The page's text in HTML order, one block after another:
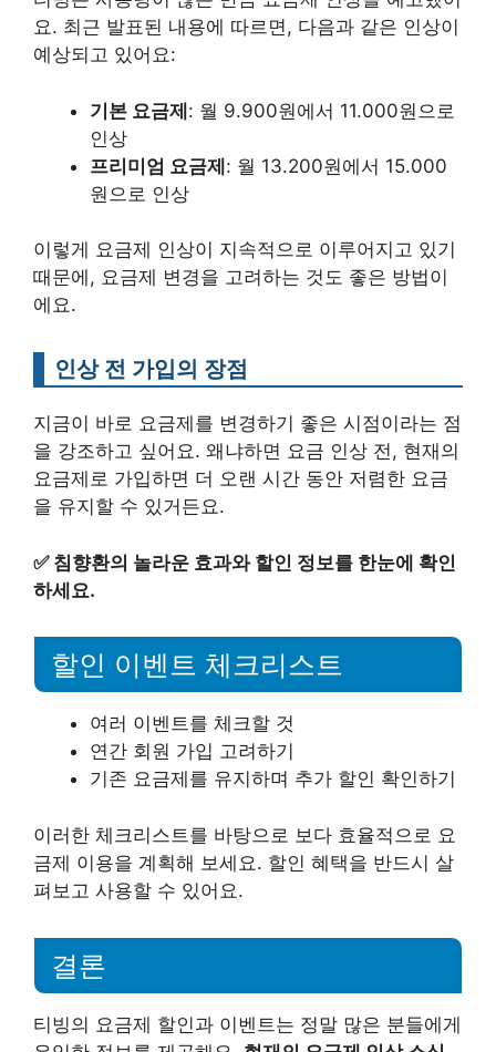
요. 최근 발표된 내용에 따르면, 다음과 같은 인상이
예상되고 있어요:
기본 요금제: 월 9.900원에서 11.000원으로
인상
프리미엄 요금제: 월 13.200원에서 15.000
원으로 인상
이렇게 요금제 인상이 지속적으로 이루어지고 있기
때문에, 요금제 변경을 고려하는 것도 좋은 방법이
에요.
인상 전 가입의 장점
지금이 바로 요금제를 변경하기 좋은 시점이라는 점
을 강조하고 싶어요. 왜냐하면 요금 인상 전, 현재의
요금제로 가입하면 더 오랜 시간 동안 저렴한 요금
을 유지할 수 있거든요.
✅ 침향환의 놀라운 효과와 할인 정보를 한눈에 확인
하세요.
할인 이벤트 체크리스트
여러 이벤트를 체크할 것
연간 회원 가입 고려하기
기존 요금제를 유지하며 추가 할인 확인하기
이러한 체크리스트를 바탕으로 보다 효율적으로 요
금제 이용을 계획해 보세요. 할인 혜택을 반드시 살
펴보고 사용할 수 있어요.
결론
티빙의 요금제 할인과 이벤트는 정말 많은 분들에게